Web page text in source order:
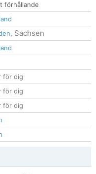
förhållande
, Sachsen
för dig
för dig
för dig